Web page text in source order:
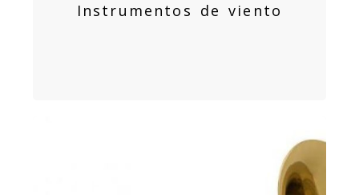
Instrumentos de viento